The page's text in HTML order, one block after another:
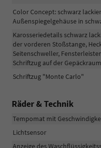
Color Concept: schwarz
Außenspiegelgehäuse in
Karosseriedetails schwarz
der vorderen Stoßstange,
Seitenschweller,
Schriftzug auf der
Schriftzug "Monte Carlo"
Räder & Technik
Tempomat mit
Lichtsensor
Anzeige des